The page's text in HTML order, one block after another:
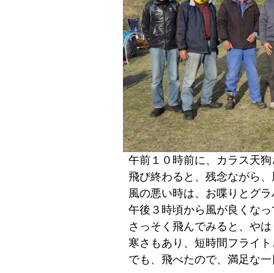
午前１０時前に、カラス天
飛び終わると、残念ながら
風の悪い時は、お喋りとグ
午後３時頃から風が良くな
さっそく飛んでみると、や
寒さもあり、短時間フライ
でも、飛べたので、満足な